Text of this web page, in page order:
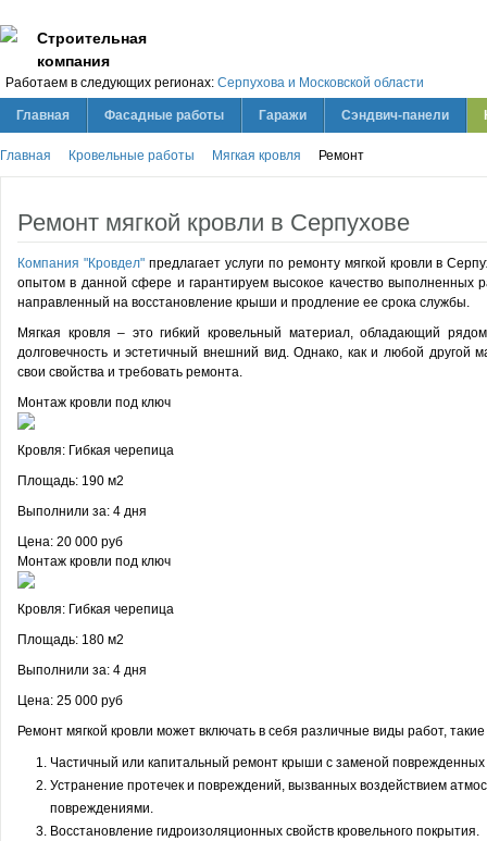
Строительная
компания
Работаем в следующих регионах: Серпухова и Московской области
Главная Фасадные работы Гаражи Сэндвич-панели
Главная Кровельные работы Мягкая кровля Ремонт
Ремонт мягкой кровли в Серпухове
Компания "Кровдел"предлагает услуги по ремонту мягкой кровли в
опытом в данной сфере и гарантируем высокое качество выполненных
направленный на восстановление крыши и продление ее срока службы.
Мягкая кровля – это гибкий кровельный материал, обладающий
долговечность и эстетичный внешний вид. Однако, как и любой другой
свои свойства и требовать ремонта.
Монтаж кровли под ключ
Кровля: Гибкая черепица
Площадь: 190 м2
Выполнили за: 4 дня
Цена: 20 000 руб
Монтаж кровли под ключ
Кровля: Гибкая черепица
Площадь: 180 м2
Выполнили за: 4 дня
Цена: 25 000 руб
Ремонт мягкой кровли может включать в себя различные виды работ, такие
Частичный или капитальный ремонт крыши с заменой
Устранение протечек и повреждений, вызванных воздействием
повреждениями.
Восстановление гидроизоляционных свойств кровельного покрытия.